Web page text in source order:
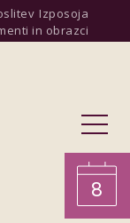
Izposoja
in obrazci
8